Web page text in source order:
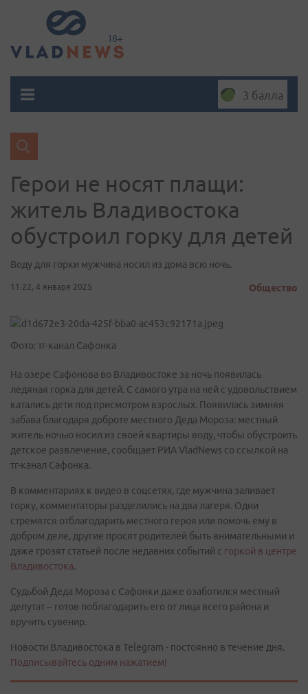
3 балла
Герои не носят плащи:
житель Владивостока
обустроил горку для детей
Воду для горки мужчина носил из дома всю ночь.
11:22, 4 января 2025 Общество
Фото: тг-канал Сафонка
На озере Сафонова во Владивостоке за ночь появилась
ледяная горка для детей. С самого утра на ней с удовольствием
катались дети под присмотром взрослых. Появилась зимняя
забава благодаря доброте местного Деда Мороза: местный
житель ночью носил из своей квартиры воду, чтобы обустроить
детское развлечение, сообщает РИА VladNews со ссылкой на
тг-канал Сафонка.
В комментариях к видео в соцсетях, где мужчина заливает
горку, комментаторы разделились на два лагеря. Одни
стремятся отблагодарить местного героя или помочь ему в
добром деле, другие просят родителей быть внимательными и
даже грозят статьей после недавних событий с горкой в центре
Владивостока.
Судьбой Деда Мороза с Сафонки даже озаботился местный
депутат – готов поблагодарить его от лица всего района и
вручить сувенир.
Новости Владивостока в Telegram - постоянно в течение дня.
Подписывайтесь одним нажатием!